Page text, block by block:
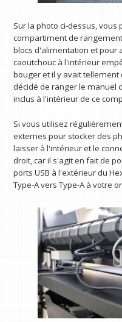
Sur la photo ci-dessus,
compartiment de
blocs d'alimentation et pour
caoutchouc à l'intérieur
bouger et il y avait
décidé de ranger le manuel
inclus à l'intérieur de ce
Si vous utilisez
externes pour stocker des
laisser à l'intérieur et le
droit, car il s'agit en fait de
ports USB à l'extérieur du
Type-A vers Type-A à votre